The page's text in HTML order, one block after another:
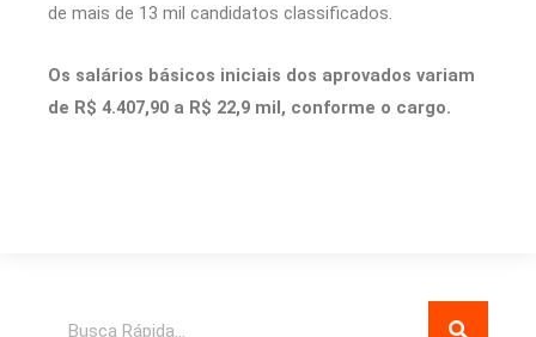
de mais de 13 mil candidatos classificados.
Os salários básicos iniciais dos aprovados variam
de R$ 4.407,90 a R$ 22,9 mil, conforme o cargo.